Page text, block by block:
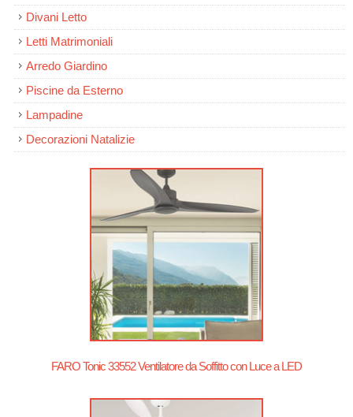
Divani Letto
Letti Matrimoniali
Arredo Giardino
Piscine da Esterno
Lampadine
Decorazioni Natalizie
FARO Tonic 33552 Ventilatore da Soffitto con Luce a LED